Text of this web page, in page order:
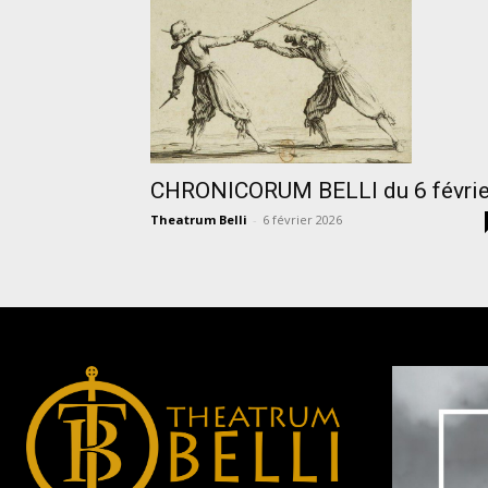
CHRONICORUM BELLI du 6
Theatrum Belli - 6 février 2026